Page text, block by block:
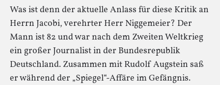
Was ist denn der aktuelle Anlass für diese Kritik an
Herrn Jacobi, verehrter Herr Niggemeier? Der
Mann ist 82 und war nach dem Zweiten Weltkrieg
ein großer Journalist in der Bundesrepublik
Deutschland. Zusammen mit Rudolf Augstein saß
er während der „Spiegel“-Affäre im Gefängnis.